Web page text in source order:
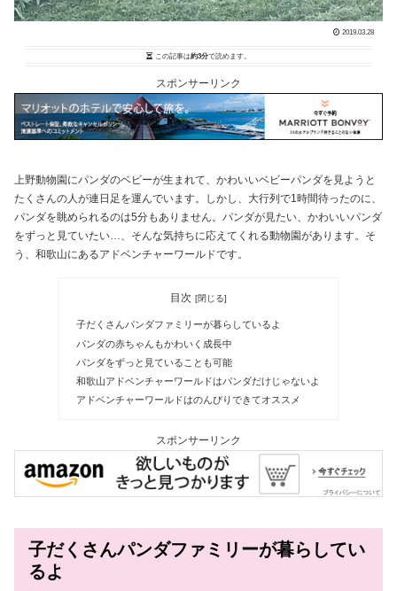
2019.03.28
この記事は約3分で読めます。
スポンサーリンク
上野動物園にパンダのベビーが生まれて、かわいいベビーパンダを見ようと
たくさんの人が連日足を運んでいます。しかし、大行列で1時間待ったのに、
パンダを眺められるのは5分もありません。パンダが見たい、かわいいパンダ
をずっと見ていたい…、そんな気持ちに応えてくれる動物園があります。そ
う、和歌山にあるアドベンチャーワールドです。
目次
子だくさんパンダファミリーが暮らしているよ
パンダの赤ちゃんもかわいく成長中
パンダをずっと見ていることも可能
和歌山アドベンチャーワールドはパンダだけじゃないよ
アドベンチャーワールドはのんびりできてオススメ
スポンサーリンク
子だくさんパンダファミリーが暮らしてい
るよ